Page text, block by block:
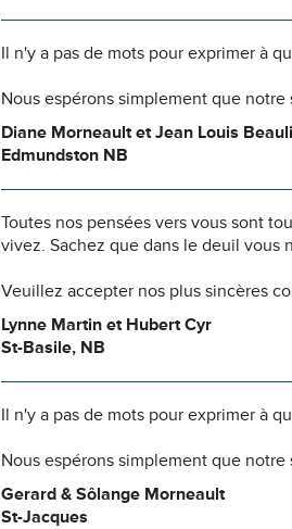
Il n'y a pas de mots pour exprimer à
Nous espérons simplement que
Diane Morneault et Jean Louis
Edmundston NB
Toutes nos pensées vers vous sont
vivez. Sachez que dans le deuil vous
Veuillez accepter nos plus sincères
Lynne Martin et Hubert Cyr
St-Basile, NB
Il n'y a pas de mots pour exprimer à
Nous espérons simplement que
Gerard & Sôlange Morneault
St-Jacques